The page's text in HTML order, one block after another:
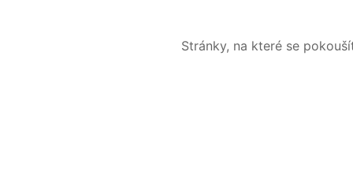
Stránky, na které se